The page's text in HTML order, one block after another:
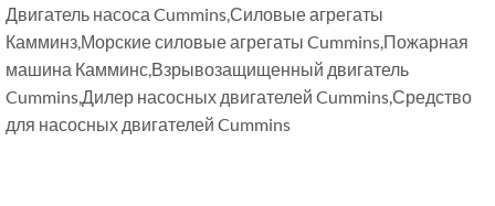
Двигатель насоса Cummins,Силовые агрегаты
Камминз,Морские силовые агрегаты Cummins,Пожарная
машина Камминс,Взрывозащищенный двигатель
Cummins,Дилер насосных двигателей Cummins,Средство
для насосных двигателей Cummins